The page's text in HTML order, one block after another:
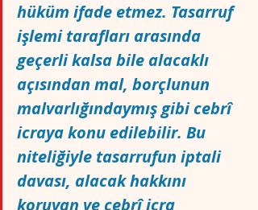
hüküm ifade etmez. Tasarruf
işlemi tarafları arasında
geçerli kalsa bile alacaklı
açısından mal, borçlunun
malvarlığındaymış gibi cebrî
icraya konu edilebilir. Bu
niteliğiyle tasarrufun iptali
davası, alacak hakkını
koruyan ve cebrî icra